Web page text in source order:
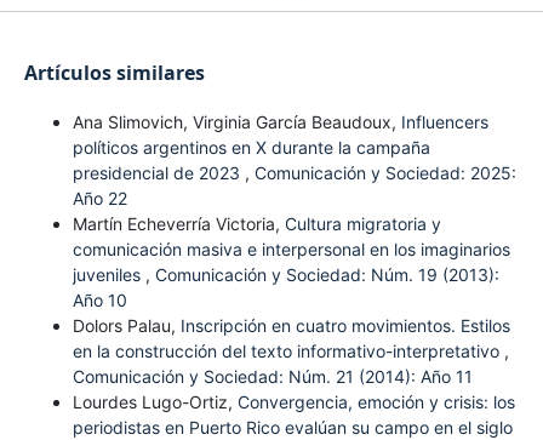
Artículos similares
Ana Slimovich, Virginia García Beaudoux, Influencers
políticos argentinos en X durante la campaña
presidencial de 2023 , Comunicación y Sociedad: 2025:
Año 22
Martín Echeverría Victoria, Cultura migratoria y
comunicación masiva e interpersonal en los imaginarios
juveniles , Comunicación y Sociedad: Núm. 19 (2013):
Año 10
Dolors Palau, Inscripción en cuatro movimientos. Estilos
en la construcción del texto informativo-interpretativo ,
Comunicación y Sociedad: Núm. 21 (2014): Año 11
Lourdes Lugo-Ortiz, Convergencia, emoción y crisis: los
periodistas en Puerto Rico evalúan su campo en el siglo